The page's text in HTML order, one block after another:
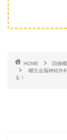
HOME
四條
畷生会脳神経外
る！